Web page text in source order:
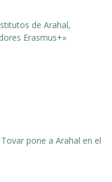
de Arahal,
Erasmus+»
pone a Arahal en el